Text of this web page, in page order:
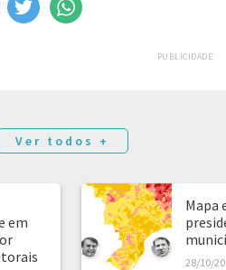
PUBLICIDADE
Ver todos +
em
Mapa
28/10/